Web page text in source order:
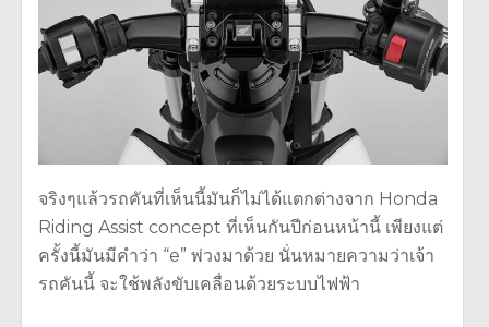
จริงๆแล้วรถคันที่เห็นนี้มันก็ไม่ได้แตกต่างจาก Honda
Riding Assist concept ที่เห็นกันปีก่อนหน้านี้ เพียงแต่
ครั้งนี้มันมีคำว่า “e” พ่วงมาด้วย นั่นหมายความว่าเจ้า
รถคันนี้ จะใช้พลังขับเคลื่อนด้วยระบบไฟฟ้า